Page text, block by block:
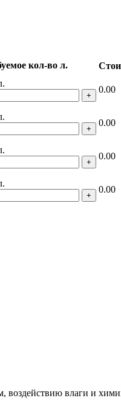
кол-во л.
+
0.00
+
0.00
+
0.00
+
0.00
воздействию влаги и